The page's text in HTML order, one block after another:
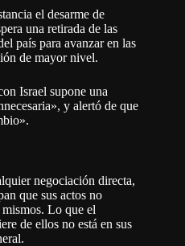
el desarme de
una retirada de las
país para avanzar en las
de mayor nivel.
Israel supone una
y alertó de que
negociación directa,
que sus actos no
Lo que el
de ellos no está en sus